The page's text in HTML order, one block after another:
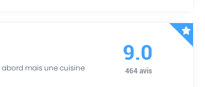
abord mais une cuisine
9.0
464 avis